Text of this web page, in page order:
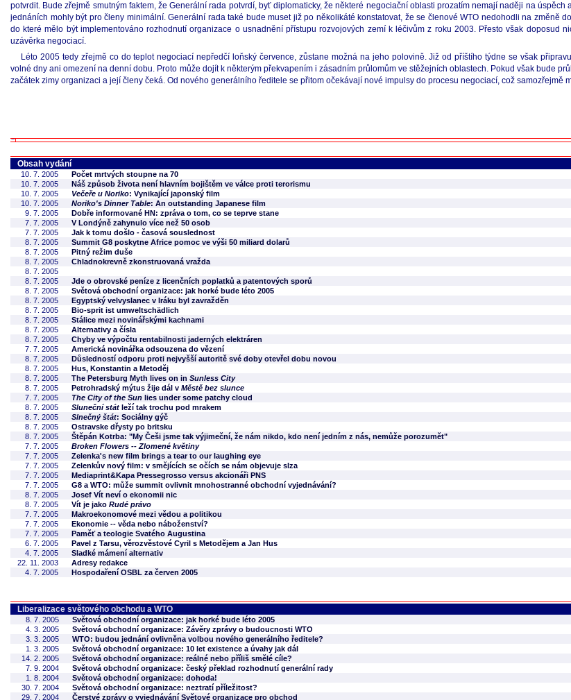
potvrdit. Bude zřejmě smutným faktem, že Generální rada potvrdí, byť diplomaticky, že některé negociační oblasti prozatím nemají naději na
jednáních mohly být pro členy minimální. Generální rada také bude muset již po několikáté konstatovat, že se členové WTO nedohodli na změně
do které mělo být implementováno rozhodnutí organizace o usnadnění přístupu rozvojových zemí k léčivům z roku 2003. Přesto však doposud
uzávěrka negociací.
Léto 2005 tedy zřejmě co do teplot negociací nepředčí loňský července, zůstane možná na jeho polovině. Již od příštího týdne se však
volné dny ani omezení na denní dobu. Proto může dojít k některým překvapením i zásadním průlomům ve stěžejních oblastech. Pokud však bude
začátek zimy organizaci a její členy čeká. Od nového generálního ředitele se přitom očekávají nové impulsy do procesu negociací, což samozřejmě
Obsah vydání
10. 7. 2005
Počet mrtvých stoupne na 70
10. 7. 2005
Náš způsob života není hlavním bojištěm ve válce proti terorismu
10. 7. 2005
Večeře u Noriko: Vynikající japonský film
10. 7. 2005
Noriko's Dinner Table: An outstanding Japanese film
9. 7. 2005
Dobře informované HN: zpráva o tom, co se teprve stane
7. 7. 2005
V Londýně zahynulo více než 50 osob
7. 7. 2005
Jak k tomu došlo - časová souslednost
8. 7. 2005
Summit G8 poskytne Africe pomoc ve výši 50 miliard dolarů
8. 7. 2005
Pitný režim duše
8. 7. 2005
Chladnokrevně zkonstruovaná vražda
8. 7. 2005
8. 7. 2005
Jde o obrovské peníze z licenčních poplatků a patentových sporů
8. 7. 2005
Světová obchodní organizace: jak horké bude léto 2005
8. 7. 2005
Egyptský velvyslanec v Iráku byl zavražděn
8. 7. 2005
Bio-sprit ist umweltschädlich
8. 7. 2005
Stálice mezi novinářskými kachnami
8. 7. 2005
Alternativy a čísla
8. 7. 2005
Chyby ve výpočtu rentabilnosti jaderných elektráren
7. 7. 2005
Americká novinářka odsouzena do vězení
8. 7. 2005
Důsledností odporu proti nejvyšší autoritě své doby otevřel dobu novou
8. 7. 2005
Hus, Konstantin a Metoděj
8. 7. 2005
The Petersburg Myth lives on in Sunless City
8. 7. 2005
Petrohradský mýtus žije dál v Městě bez slunce
7. 7. 2005
The City of the Sun lies under some patchy cloud
8. 7. 2005
Sluneční stát leží tak trochu pod mrakem
8. 7. 2005
Slnečný štát: Sociálny gýč
8. 7. 2005
Ostravske dřysty po britsku
8. 7. 2005
Štěpán Kotrba: "My Češi jsme tak výjimeční, že nám nikdo, kdo není jedním z nás, nemůže porozumět"
7. 7. 2005
Broken Flowers -- Zlomené květiny
7. 7. 2005
Zelenka's new film brings a tear to our laughing eye
7. 7. 2005
Zelenkův nový film: v smějících se očích se nám objevuje slza
7. 7. 2005
Mediaprint&Kapa Pressegrosso versus akcionáři PNS
7. 7. 2005
G8 a WTO: může summit ovlivnit mnohostranné obchodní vyjednávání?
8. 7. 2005
Josef Vít neví o ekonomii nic
8. 7. 2005
Vít je jako Rudé právo
7. 7. 2005
Makroekonomové mezi vědou a politikou
7. 7. 2005
Ekonomie -- věda nebo náboženství?
7. 7. 2005
Paměť a teologie Svatého Augustina
6. 7. 2005
Pavel z Tarsu, věrozvěstové Cyril s Metodějem a Jan Hus
4. 7. 2005
Sladké mámení alternativ
22. 11. 2003
Adresy redakce
4. 7. 2005
Hospodaření OSBL za červen 2005
Liberalizace světového obchodu a WTO
8. 7. 2005 Světová obchodní organizace: jak horké bude léto 2005
4. 3. 2005
Světová obchodní organizace: Závěry zprávy o budoucnosti WTO
3. 3. 2005
WTO: budou jednání ovlivněna volbou nového generálního ředitele?
1. 3. 2005
Světová obchodní organizace: 10 let existence a úvahy jak dál
14. 2. 2005
Světová obchodní organizace: reálné nebo příliš smělé cíle?
7. 9. 2004
Světová obchodní organizace: český překlad rozhodnutí generální rady
1. 8. 2004
Světová obchodní organizace: dohoda!
30. 7. 2004
Světová obchodní organizace: neztratí příležitost?
29. 7. 2004
Čerstvé zprávy o vyjednávání Světové organizace pro obchod